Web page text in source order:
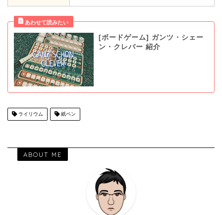
[ボードゲーム] ガンツ・シェー
ン・クレバー 紹介
ライリウム 紙ペン
ABOUT ME